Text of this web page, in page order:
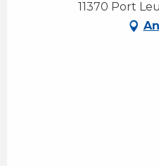
11370 Port